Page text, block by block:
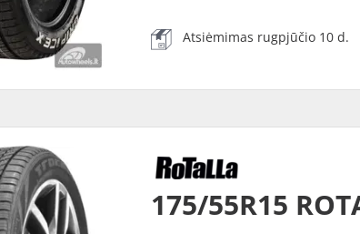
Atsiėmimas rugpjūčio 10 d.
175/55R15